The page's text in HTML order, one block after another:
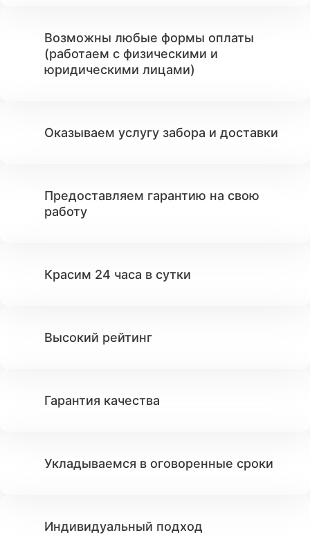
Возможны любые формы оплаты
(работаем с физическими и
юридическими лицами)
Оказываем услугу забора и доставки
Предоставляем гарантию на свою
работу
Красим 24 часа в сутки
Высокий рейтинг
Гарантия качества
Укладываемся в оговоренные сроки
Индивидуальный подход